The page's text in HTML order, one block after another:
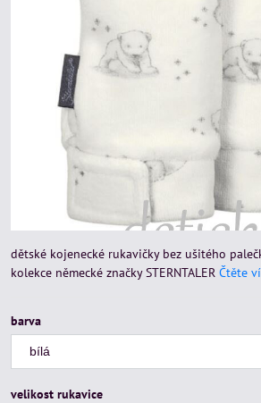
dětské kojenecké rukavičky bez ušitého
kolekce německé značky STERNTALER Čtěte
barva
velikost rukavice